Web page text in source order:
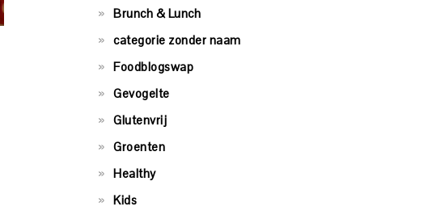
Brunch & Lunch
categorie zonder naam
Foodblogswap
Gevogelte
Glutenvrij
Groenten
Healthy
Kids